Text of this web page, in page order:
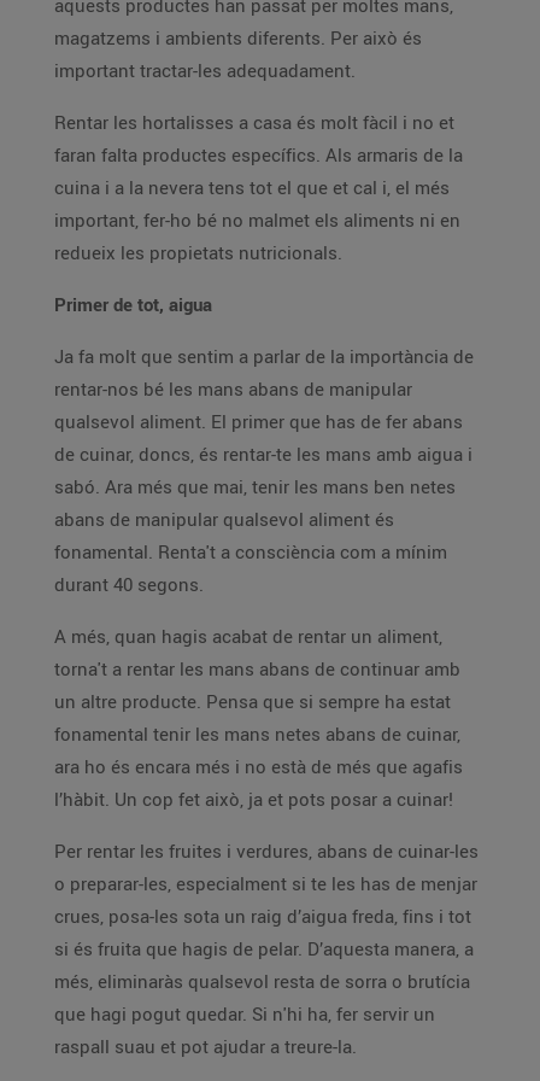
aquests productes han passat per moltes mans,
magatzems i ambients diferents. Per això és
important tractar-les adequadament.
Rentar les hortalisses a casa és molt fàcil i no et
faran falta productes específics. Als armaris de la
cuina i a la nevera tens tot el que et cal i, el més
important, fer-ho bé no malmet els aliments ni en
redueix les propietats nutricionals.
Primer de tot, aigua
Ja fa molt que sentim a parlar de la importància de
rentar-nos bé les mans abans de manipular
qualsevol aliment. El primer que has de fer abans
de cuinar, doncs, és rentar-te les mans amb aigua i
sabó. Ara més que mai, tenir les mans ben netes
abans de manipular qualsevol aliment és
fonamental. Renta't a consciència com a mínim
durant 40 segons.
A més, quan hagis acabat de rentar un aliment,
torna't a rentar les mans abans de continuar amb
un altre producte. Pensa que si sempre ha estat
fonamental tenir les mans netes abans de cuinar,
ara ho és encara més i no està de més que agafis
l’hàbit. Un cop fet això, ja et pots posar a cuinar!
Per rentar les fruites i verdures, abans de cuinar-les
o preparar-les, especialment si te les has de menjar
crues, posa-les sota un raig d’aigua freda, fins i tot
si és fruita que hagis de pelar. D’aquesta manera, a
més, eliminaràs qualsevol resta de sorra o brutícia
que hagi pogut quedar. Si n'hi ha, fer servir un
raspall suau et pot ajudar a treure-la.